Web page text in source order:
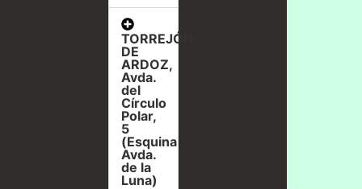
TORREJÓN
DE
ARDOZ,
Avda.
del
Círculo
Polar,
5
(Esquina
Avda.
de la
Luna)